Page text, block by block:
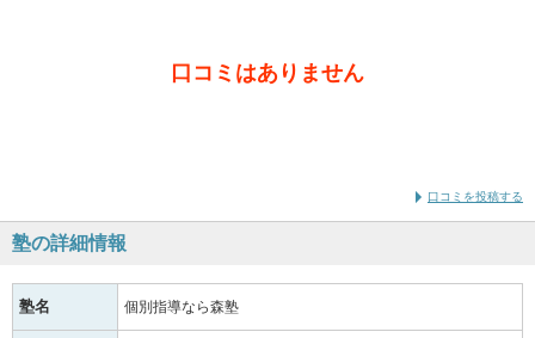
口コミはありません
口コミを投稿する
塾の詳細情報
塾名 個別指導なら森塾